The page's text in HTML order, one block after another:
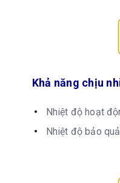
Khả năng chịu
Nhiệt độ hoạt
Nhiệt độ bảo